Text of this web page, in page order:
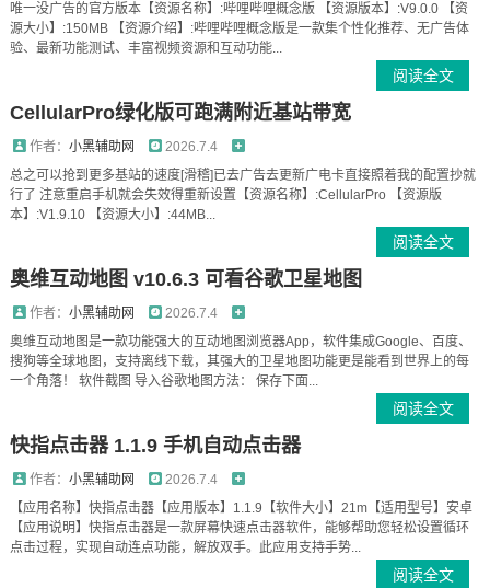
唯一没广告的官方版本【资源名称】:哔哩哔哩概念版 【资源版本】:V9.0.0 【资
源大小】:150MB 【资源介绍】:哔哩哔哩概念版是一款集个性化推荐、无广告体
验、最新功能测试、丰富视频资源和互动功能...
阅读全文
CellularPro绿化版可跑满附近基站带宽
作者： 小黑辅助网
2026.7.4
总之可以抢到更多基站的速度[滑稽]已去广告去更新广电卡直接照着我的配置抄就
行了 注意重启手机就会失效得重新设置【资源名称】:CellularPro 【资源版
本】:V1.9.10 【资源大小】:44MB...
阅读全文
奥维互动地图 v10.6.3 可看谷歌卫星地图
作者： 小黑辅助网
2026.7.4
奥维互动地图是一款功能强大的互动地图浏览器App，软件集成Google、百度、
搜狗等全球地图，支持离线下载，其强大的卫星地图功能更是能看到世界上的每
一个角落！ 软件截图 导入谷歌地图方法： 保存下面...
阅读全文
快指点击器 1.1.9 手机自动点击器
作者： 小黑辅助网
2026.7.4
【应用名称】快指点击器【应用版本】1.1.9【软件大小】21m【适用型号】安卓
【应用说明】快指点击器是一款屏幕快速点击器软件，能够帮助您轻松设置循环
点击过程，实现自动连点功能，解放双手。此应用支持手势...
阅读全文